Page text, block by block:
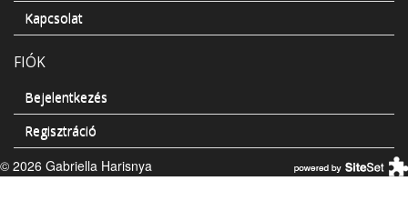
Kapcsolat
FIÓK
Bejelentkezés
Regisztráció
© 2026 Gabriella Harisnya